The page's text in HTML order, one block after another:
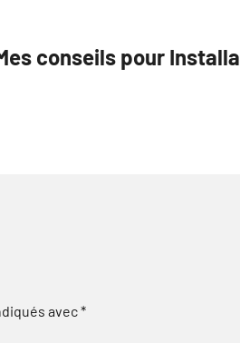
conseils pour
avec*